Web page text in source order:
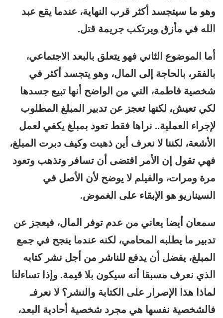
وهو ما سيتجسد أكثر قرب النهاية، عندما يقع عبد
الله في مأزق ويرتكب جريمة قتل.
أما الموضوع الثاني فهو يتعلق بالبعد الاجتماعي،
بالفقر، بالحاجة إلى المال، وهو يتجسد أكثر في
شخصية فاطمة، التي من الواضح أنها تبيع جسدها
لكي تعيش، لكنها تعجز عن تدبير المبلغ المطلوب
لإجراء العملية.. نراها فقط تعود بمبلغ يكفي لعمل
الأشعة، لكننا لا نعرف أين ذهبت وكيف دبرت المبلغ،
فهي تقول إن الأمر اقتضى أن تسافر وتذهب وتعود
مرة ومرات، والفيلم لا يوضح لأن الأصل في
السيناريو هو الإبقاء على الغموض.
سمعان أيضا يعاني من عدم توفر المال، فيعجز عن
تدبير ما يطلبه المحامي، لكنه عندما ينجح في جمع
المبلغ، يفضل أن يدفع للناشر من أجل نشر كتابه
الذي نعرف مسبقا أنه سيكون بلا قيمة. وإذا تساءلنا
لماذا هذا الإصرار على الكتابة والنشر؟ لا نعرفـ
فالشخصية نفسها هي مجرد شخصية أحادية البعد،